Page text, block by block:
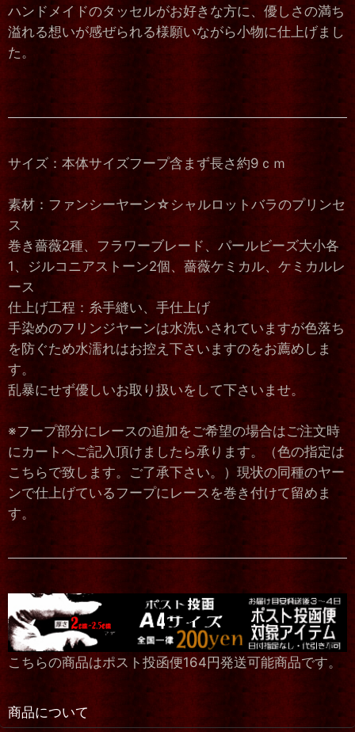
ハンドメイドのタッセルがお好きな方に、優しさの満ち
溢れる想いが感ぜられる様願いながら小物に仕上げまし
た。
サイズ：本体サイズフープ含まず長さ約9ｃｍ
素材：ファンシーヤーン☆シャルロットバラのプリンセ
ス
巻き薔薇2種、フラワーブレード、パールビーズ大小各
1、ジルコニアストーン2個、薔薇ケミカル、ケミカルレ
ース
仕上げ工程：糸手縫い、手仕上げ
手染めのフリンジヤーンは水洗いされていますが色落ち
を防ぐため水濡れはお控え下さいますのをお薦めしま
す。
乱暴にせず優しいお取り扱いをして下さいませ。
※フープ部分にレースの追加をご希望の場合はご注文時
にカートへご記入頂けましたら承ります。（色の指定は
こちらで致します。ご了承下さい。）現状の同種のヤー
ンで仕上げているフープにレースを巻き付けて留めま
す。
こちらの商品はポスト投函便164円発送可能商品です。
商品について